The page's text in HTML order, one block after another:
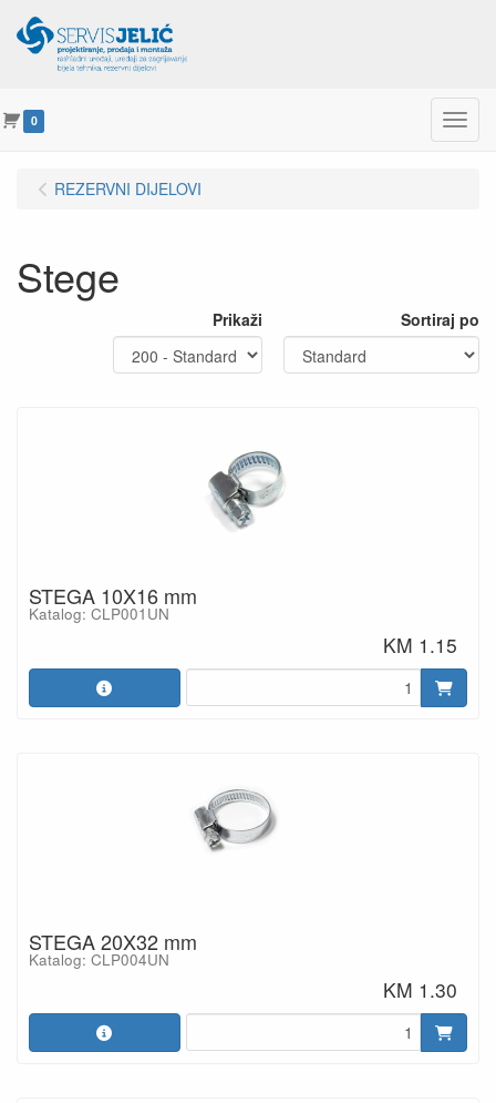
0 Menu
REZERVNI DIJELOVI
Stege
Prikaži Sortiraj po
STEGA 10X16 mm
Katalog: CLP001UN
KM 1.15
STEGA 20X32 mm
Katalog: CLP004UN
KM 1.30